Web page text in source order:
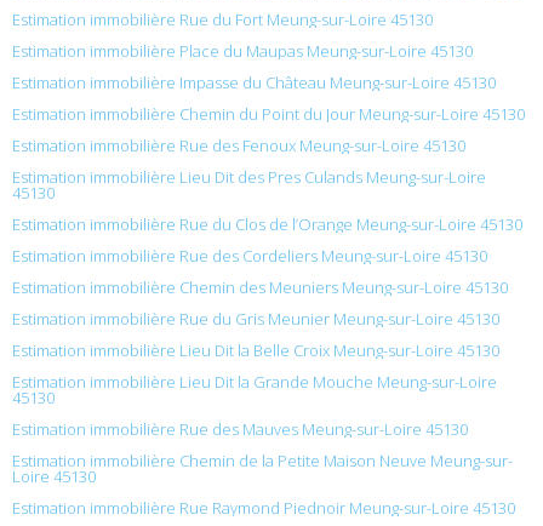
Estimation immobilière Rue du Fort Meung-sur-Loire 45130
Estimation immobilière Place du Maupas Meung-sur-Loire 45130
Estimation immobilière Impasse du Château Meung-sur-Loire 45130
Estimation immobilière Chemin du Point du Jour Meung-sur-Loire 45130
Estimation immobilière Rue des Fenoux Meung-sur-Loire 45130
Estimation immobilière Lieu Dit des Pres Culands Meung-sur-Loire
45130
Estimation immobilière Rue du Clos de l’Orange Meung-sur-Loire 45130
Estimation immobilière Rue des Cordeliers Meung-sur-Loire 45130
Estimation immobilière Chemin des Meuniers Meung-sur-Loire 45130
Estimation immobilière Rue du Gris Meunier Meung-sur-Loire 45130
Estimation immobilière Lieu Dit la Belle Croix Meung-sur-Loire 45130
Estimation immobilière Lieu Dit la Grande Mouche Meung-sur-Loire
45130
Estimation immobilière Rue des Mauves Meung-sur-Loire 45130
Estimation immobilière Chemin de la Petite Maison Neuve Meung-sur-
Loire 45130
Estimation immobilière Rue Raymond Piednoir Meung-sur-Loire 45130